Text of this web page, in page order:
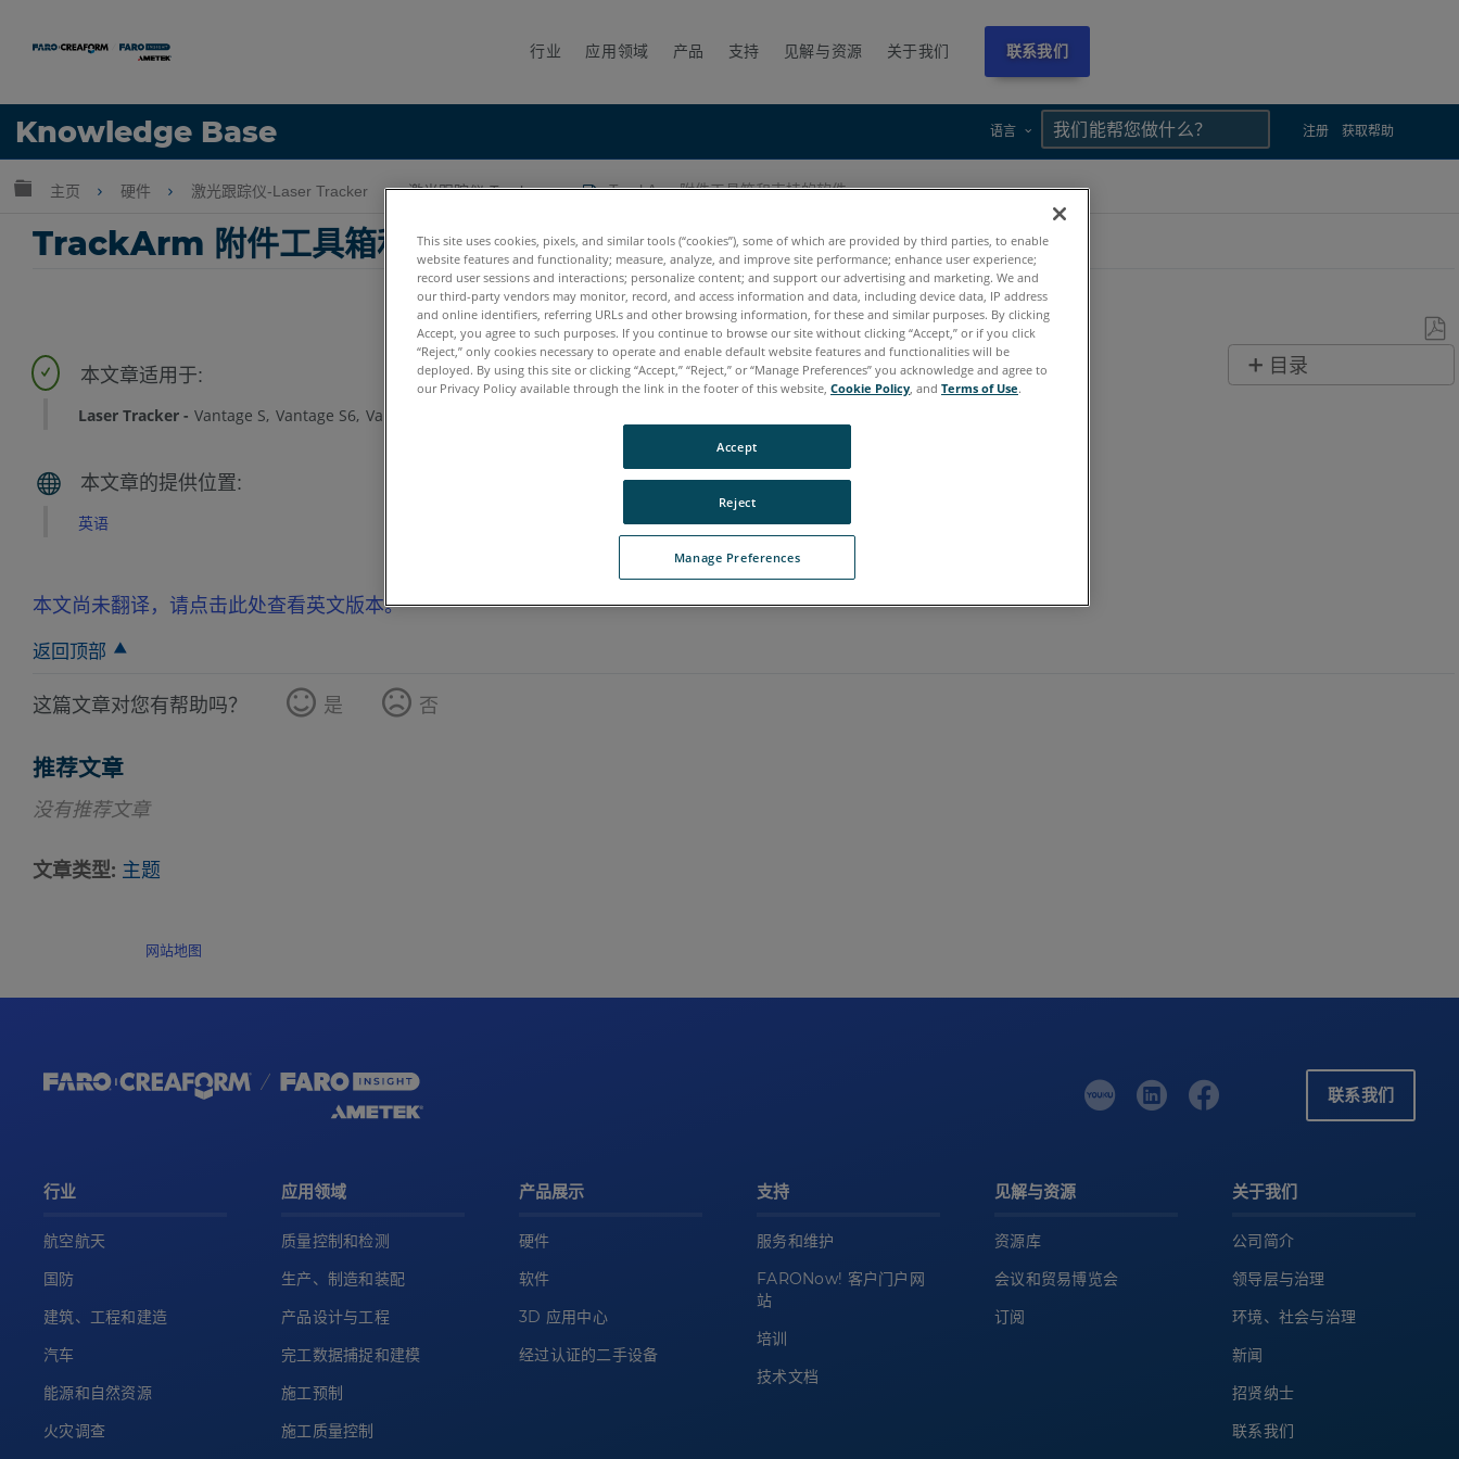
行业 应用领域 产品 支持 见解与资源 关于我们 联系我们
Knowledge Base 语言 注册 获取帮助
语言
扩展/隐缩全局层次
主页 硬件 激光跟踪仪-Laser Tracker 激光跟踪仪-Tracker TrackArm 附件工具箱和支持的软件
TrackArm 附件工具箱和支持的软件
存
目录
Laser Tracker Vantage S Vantage S6 Vantage E
英语
本文尚未翻译，请点击此处查看英文版本。
返回顶部
这篇文章对您有帮助吗？ 是 否
推荐文章
没有推荐文章
文章类型 主题
网站地图
联系我们
行业
航空航天
国防
建筑、工程和建造
汽车
能源和自然资源
火灾调查
应用领域
质量控制和检测
生产、制造和装配
产品设计与工程
完工数据捕捉和建模
施工预制
施工质量控制
产品展示
硬件
软件
3D 应用中心
经过认证的二手设备
支持
服务和维护
FARONow! 客户门户网
站
培训
技术文档
见解与资源
资源库
会议和贸易博览会
订阅
关于我们
公司简介
领导层与治理
环境、社会与治理
新闻
招贤纳士
联系我们
This site uses cookies, pixels, and similar tools (“cookies”), some of which are provided by third parties, to enable
website features and functionality; measure, analyze, and improve site performance; enhance user experience;
record user sessions and interactions; personalize content; and support our advertising and marketing. We and
our third-party vendors may monitor, record, and access information and data, including device data, IP address
and online identifiers, referring URLs and other browsing information, for these and similar purposes. By clicking
Accept, you agree to such purposes. If you continue to browse our site without clicking “Accept,” or if you click
“Reject,” only cookies necessary to operate and enable default website features and functionalities will be
deployed. By using this site or clicking “Accept,” “Reject,” or “Manage Preferences” you acknowledge and agree to
our Privacy Policy available through the link in the footer of this website, Cookie Policy, and Terms of Use.
Manage Preferences
Reject
Accept